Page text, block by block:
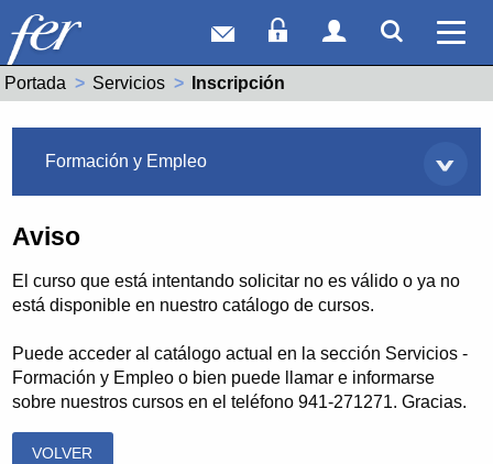
Correo webAcceso Socios
Acceso
Portada Servicios Actual:
Inscripción
Formación y Empleo
Aviso
El curso que está intentando solicitar no es válido o ya no
está disponible en nuestro catálogo de cursos.
Puede acceder al catálogo actual en la sección Servicios -
Formación y Empleo o bien puede llamar e informarse
sobre nuestros cursos en el teléfono 941-271271. Gracias.
VOLVER